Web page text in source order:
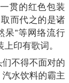
贯的红色包装
取而代之的是诸
呆”等网络流行
印有歌词。
不得不面对的
水饮料的霸主